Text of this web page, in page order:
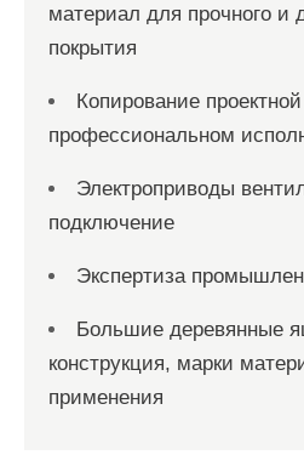
материал для прочного и
покрытия
Копирование
профессиональном
Электроприводы
подключение
Экспертиза
Большие деревянные
конструкция, марки
применения